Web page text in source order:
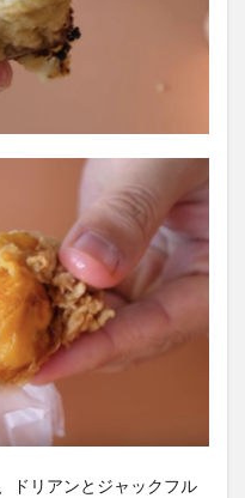
ドリアンとジャックフル